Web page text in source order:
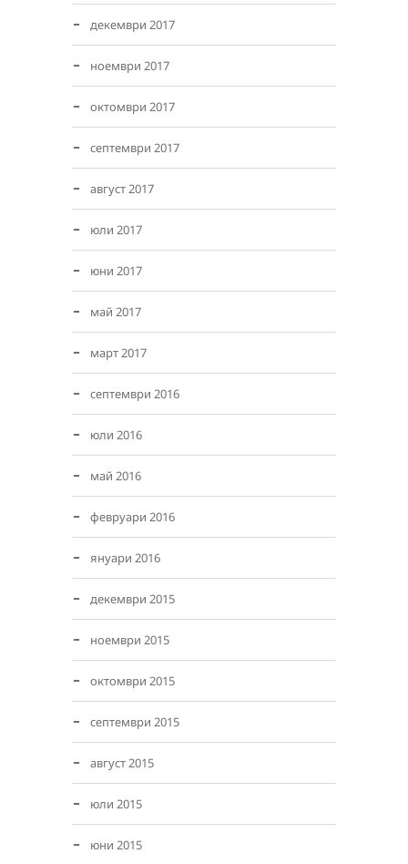
декември 2017
ноември 2017
октомври 2017
септември 2017
август 2017
юли 2017
юни 2017
май 2017
март 2017
септември 2016
юли 2016
май 2016
февруари 2016
януари 2016
декември 2015
ноември 2015
октомври 2015
септември 2015
август 2015
юли 2015
юни 2015